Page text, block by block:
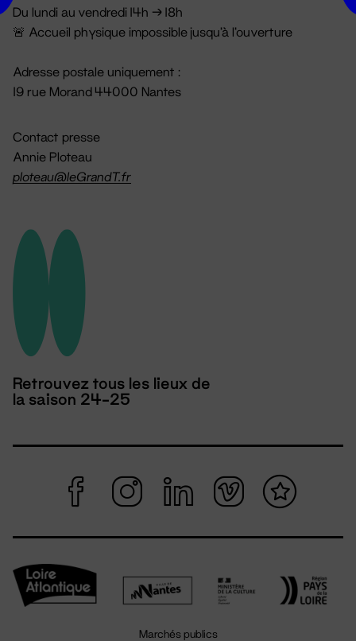
Du lundi au vendredi 14h → 18h
🚨 Accueil physique impossible jusqu'à l'ouverture
Adresse postale uniquement :
19 rue Morand 44000 Nantes
Contact presse
Annie Ploteau
ploteau@leGrandT.fr
Retrouvez tous les lieux de
la saison 24-25
Marchés publics